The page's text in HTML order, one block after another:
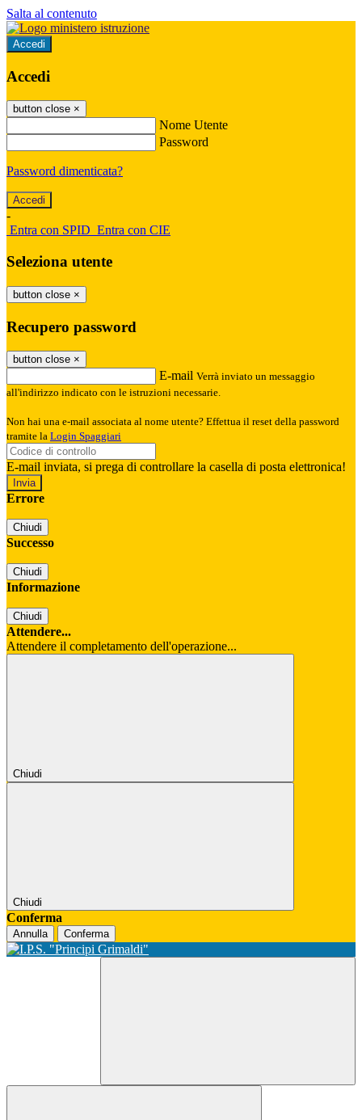
Salta al contenuto
Accedi
Accedi
button close ×
Nome Utente
Password
Password dimenticata?
-
Entra con SPID Entra con CIE
Seleziona utente
button close ×
Recupero password
button close ×
E-mail Verrà inviato un messaggio
all'indirizzo indicato con le istruzioni necessarie.
Non hai una e-mail associata al nome utente? Effettua il reset della password
tramite la Login Spaggiari
E-mail inviata, si prega di controllare la casella di posta elettronica!
Errore
Chiudi
Successo
Chiudi
Informazione
Chiudi
Attendere...
Attendere il completamento dell'operazione...
Chiudi
Chiudi
Conferma
Annulla Conferma